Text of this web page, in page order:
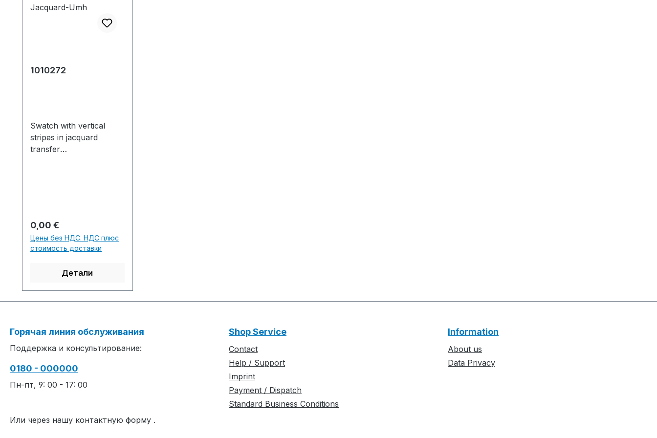
1010272
Swatch with vertical
stripes in jacquard
transfer
ction time /
Produktionszeit:1 knitted
fabric(s) / Strickteil(e) 6
min. 0 sec. 0.80
................................................
................................................
.........S1 Software-
................................................
................................................
and carrier overview
/ Garn- und
Обычная цена:
0,00 €
Цены без НДС. НДС плюс
стоимость доставки
Детали
Горячая линия обслуживания
Поддержка и консультирование:
0180 - 000000
Пн-пт, 9: 00 - 17: 00
Или через нашу контактную форму .
Shop Service
Contact
Help / Support
Imprint
Payment / Dispatch
Standard Business Conditions
Information
About us
Data Privacy